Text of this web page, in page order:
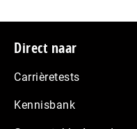
Footer
Direct naar
Carrièretests
Kennisbank